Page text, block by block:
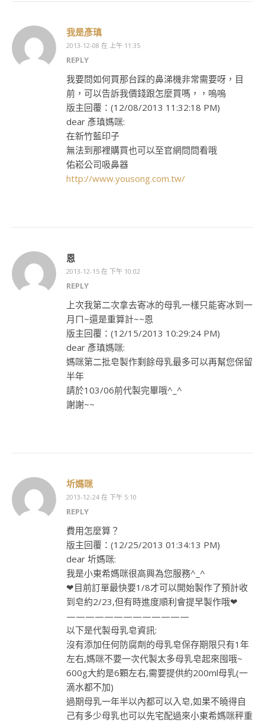
我是彥瑱
2013-12-08 在 上午 11:35
REPLY
我要問如何買那台踩的鼻涕機非常需要呀，目
前，可以告訴我價錢跟怎麼買嗎，，嗚嗚
版主回覆：(12/08/2013 11:32:18 PM)
dear 彥瑱媽咪:
在新竹藍印子
無法到那裡購買也可以至官網問問看哦
佑崧公司吸鼻器
http://www.yousong.com.tw/
恩
2013-12-15 在 下午 10:02
REPLY
上次我第二次拿去寄冰的母乳一樣只能寄冰到一
月ㄇ~還是重算計~~恩
版主回覆：(12/15/2013 10:29:24 PM)
dear 彥瑱媽咪:
媽咪第二批皂製作剩餘母乳最多可以再幫您保留
半年
請於103/06前代製完畢哦^_^
謝謝~~
圻媽咪
2013-12-24 在 下午 5:10
REPLY
費用怎麼算？
版主回覆：(12/25/2013 01:34:13 PM)
dear 圻媽咪:
我是小東希媽咪很高興為您服務^_^
❤目前訂單最快要1/8才可以開始製作了預計收
到皂約2/23,但有時進度順利會提早製作哦❤
—————————————
以下是代製母乳皂資訊:
沒有添加任何防腐劑的母乳皂保存期限只有1年
左右,媽咪不要一次代製太多母乳皂起來囤哦~
600g大約是6顆左右,需要提供約200ml母乳(一
滴水都不加)
過期母乳一年半以內都可以入皂,如果不曉得自
己有多少母乳也可以先宅配過來小東希媽咪秤重